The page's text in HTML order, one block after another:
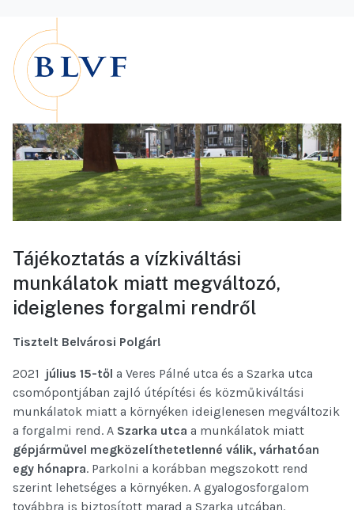
Tájékoztatás a vízkiváltási
munkálatok miatt megváltozó,
ideiglenes forgalmi rendről
Tisztelt Belvárosi Polgár!
2021 július 15-től a Veres Pálné utca és a Szarka utca
csomópontjában zajló útépítési és közműkiváltási
munkálatok miatt a környéken ideiglenesen megváltozik
a forgalmi rend. A Szarka utca a munkálatok miatt
gépjárművel megközelíthetetlenné válik, várhatóan
egy hónapra. Parkolni a korábban megszokott rend
szerint lehetséges a környéken. A gyalogosforgalom
továbbra is biztosított marad a Szarka utcában.